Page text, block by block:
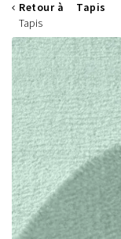
Retour à
Tapis
Tapis